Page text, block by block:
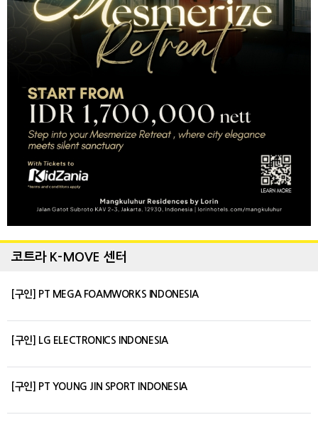
코트라 K-MOVE 센터
[구인] PT MEGA FOAMWORKS INDONESIA
[구인] LG ELECTRONICS INDONESIA
[구인] PT YOUNG JIN SPORT INDONESIA